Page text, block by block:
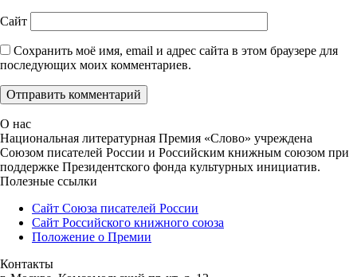
Сайт
Сохранить моё имя, email и адрес сайта в этом браузере для
последующих моих комментариев.
О нас
Национальная литературная Премия «Слово» учреждена
Союзом писателей России и Российским книжным союзом при
поддержке Президентского фонда культурных инициатив.
Полезные ссылки
Сайт Союза писателей России
Сайт Российского книжного союза
Положение о Премии
Контакты